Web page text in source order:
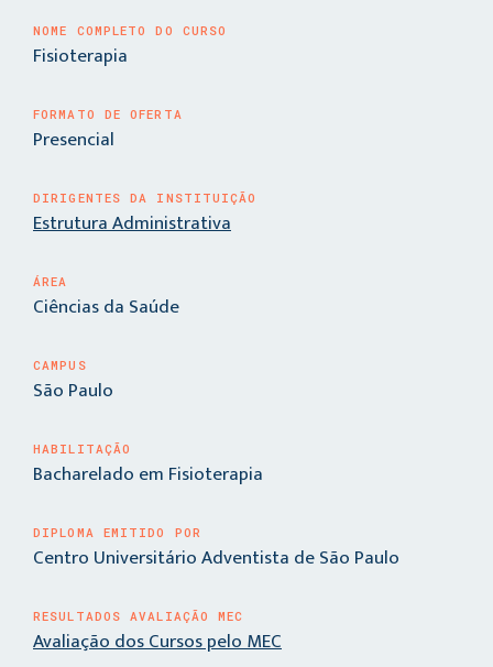
NOME COMPLETO DO CURSO
Fisioterapia
FORMATO DE OFERTA
Presencial
DIRIGENTES DA INSTITUIÇÃO
Estrutura Administrativa
ÁREA
Ciências da Saúde
CAMPUS
São Paulo
HABILITAÇÃO
Bacharelado em Fisioterapia
DIPLOMA EMITIDO POR
Centro Universitário Adventista de São Paulo
RESULTADOS AVALIAÇÃO MEC
Avaliação dos Cursos pelo MEC